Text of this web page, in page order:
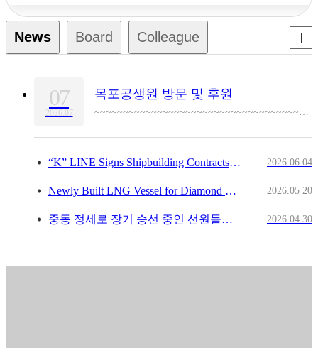
News Board Colleague
목포공생원 방문 및 후원
2026.07
07
“K” LINE Signs Shipbuilding Contracts for Four LNG-fueled Ca… 2026.06 04
Newly Built LNG Vessel for Diamond Global Energy Named DIAMO… 2026.05 20
중동 정세로 장기 승선 중인 선원들을 응원하는 영상 공개 ~ 선상에서 힘쓰는 동료들에게 전하는 가족의 응원 … 2026.04 30